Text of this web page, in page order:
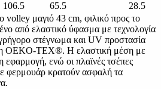
106.5 65.5
28.5
μαγιό 43 cm, φιλικό προς το
από ελαστικό ύφασμα με τεχνολογία
στέγνωμα και UV προστασία
OEKO-TEX®. Η ελαστική μέση με
εφαρμογή, ενώ οι πλαϊνές τσέπες
φερμουάρ κρατούν ασφαλή τα